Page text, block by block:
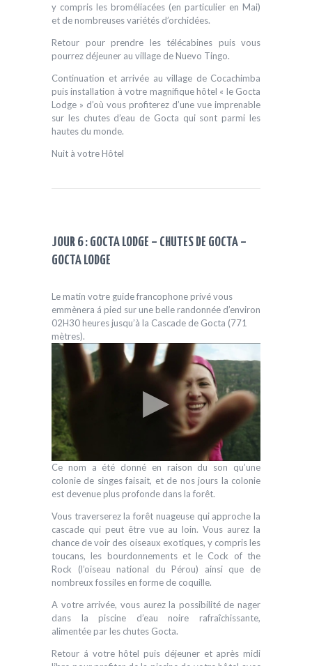
y compris les broméliacées (en particulier en Mai)
et de nombreuses variétés d’orchidées.
Retour pour prendre les télécabines puis vous
pourrez déjeuner au village de Nuevo Tingo.
Continuation et arrivée au village de Cocachimba
puis installation à votre magnifique hôtel « le Gocta
Lodge » d’où vous profiterez d’une vue imprenable
sur les chutes d’eau de Gocta qui sont parmi les
hautes du monde.
Nuit à votre Hôtel
JOUR 6 : GOCTA LODGE – CHUTES DE GOCTA –
GOCTA LODGE
Le matin votre guide francophone privé vous
emmènera á pied sur une belle randonnée d’environ
02H30 heures jusqu’à la Cascade de Gocta (771
mètres).
Ce nom a été donné en raison du son qu’une
colonie de singes faisait, et de nos jours la colonie
est devenue plus profonde dans la forêt.
Vous traverserez la forêt nuageuse qui approche la
cascade qui peut être vue au loin. Vous aurez la
chance de voir des oiseaux exotiques, y compris les
toucans, les bourdonnements et le Cock of the
Rock (l’oiseau national du Pérou) ainsi que de
nombreux fossiles en forme de coquille.
A votre arrivée, vous aurez la possibilité de nager
dans la piscine d’eau noire rafraîchissante,
alimentée par les chutes Gocta.
Retour á votre hôtel puis déjeuner et après midi